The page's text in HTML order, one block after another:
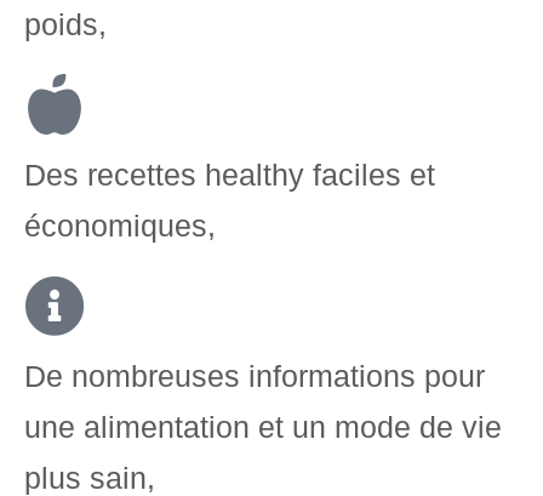
poids,
Des recettes healthy faciles et
économiques,
De nombreuses informations pour
une alimentation et un mode de vie
plus sain,